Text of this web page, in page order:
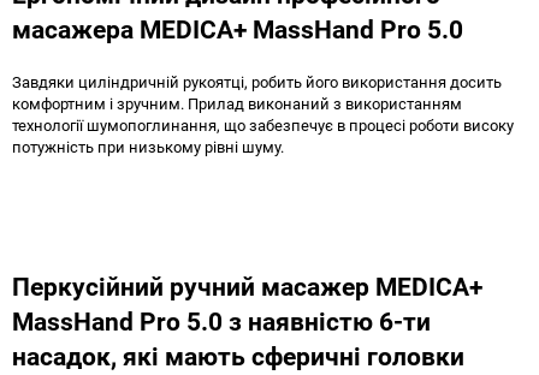
масажера MEDICA+ MassHand Pro 5.0
Завдяки циліндричній рукоятці, робить його використання досить
комфортним і зручним. Прилад виконаний з використанням
технології шумопоглинання, що забезпечує в процесі роботи високу
потужність при низькому рівні шуму.
Перкусійний ручний масажер MEDICA+
MassHand Pro 5.0 з наявністю 6-ти
насадок, які мають сферичні головки